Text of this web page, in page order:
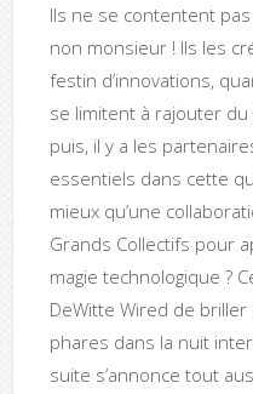
Ils ne se contentent
non monsieur ! Ils les
festin d’innovations,
se limitent à rajouter
puis, il y a les
essentiels dans cette
mieux qu’une
Grands Collectifs pour
magie technologique ?
DeWitte Wired de
phares dans la nuit
suite s’annonce tout